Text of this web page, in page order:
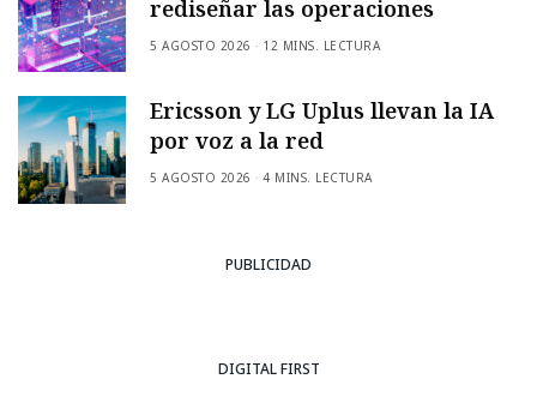
rediseñar las operaciones
5 AGOSTO 2026 12 MINS. LECTURA
Ericsson y LG Uplus llevan la IA
por voz a la red
5 AGOSTO 2026 4 MINS. LECTURA
PUBLICIDAD
DIGITAL FIRST